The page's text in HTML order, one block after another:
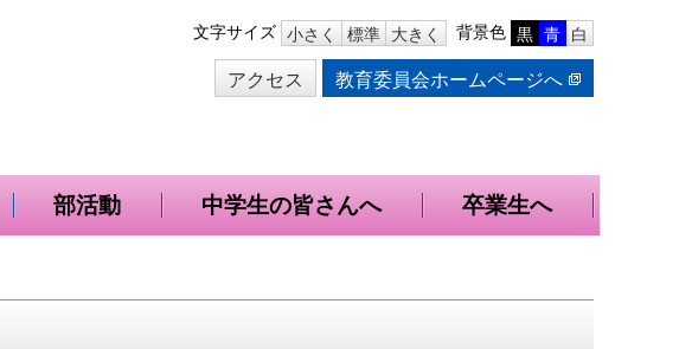
本
文字サイズ 小さく 標準 大きく 背景色 黒 青 白
アクセス 教育委員会ホームページへ
部活動 中学生の皆さんへ 卒業生へ